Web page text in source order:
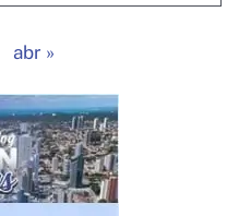
abr »